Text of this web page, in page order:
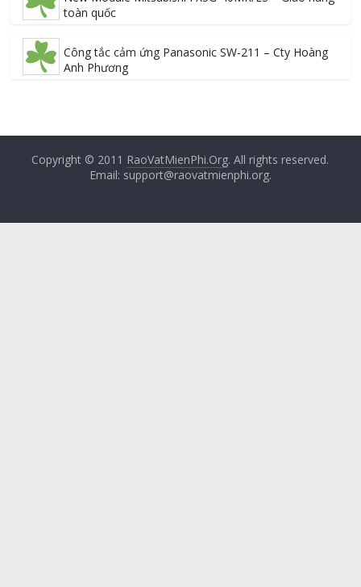
toàn quốc
Công tắc cảm ứng Panasonic SW-211 – Cty Hoàng
Anh Phương
Copyright © 2011 RaoVatMienPhi.Org. All rights reserved.
Email: support@raovatmienphi.org.